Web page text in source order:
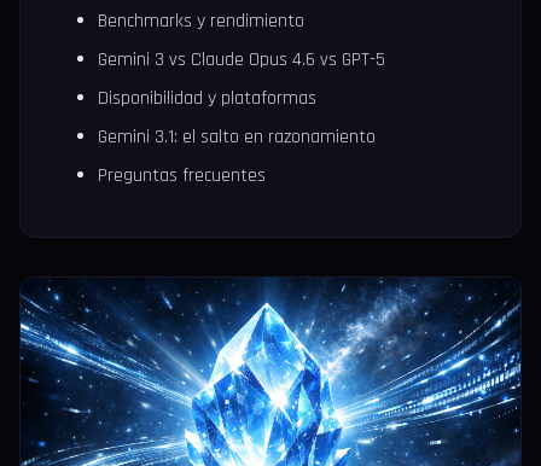
Benchmarks y rendimiento
Gemini 3 vs Claude Opus 4.6 vs GPT-5
Disponibilidad y plataformas
Gemini 3.1: el salto en razonamiento
Preguntas frecuentes